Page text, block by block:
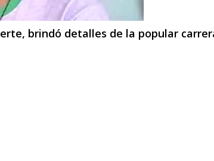
brindó detalles de la popular